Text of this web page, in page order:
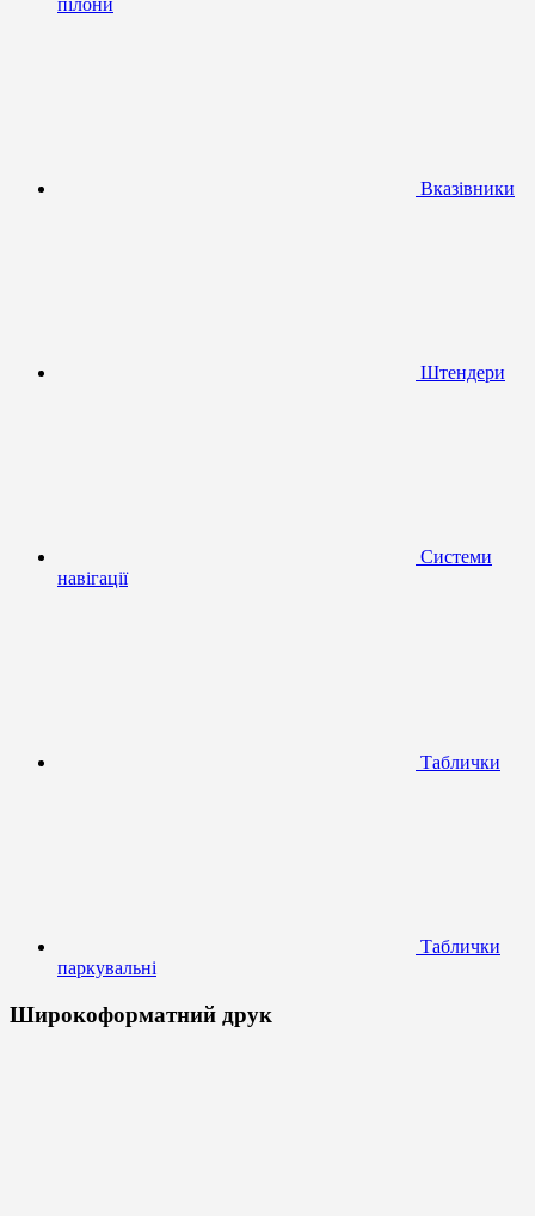
пілони
Вказівники
Штендери
Системи
навігації
Таблички
Таблички
паркувальні
Широкоформатний друк